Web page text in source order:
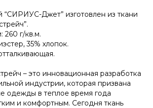
Джет” изготовлен из ткани
260 г/кв.м.
35% хлопок.
– это инновационная разработка
индустрии, которая призвана
одежды в теплое время года
и комфортным. Сегодня ткань